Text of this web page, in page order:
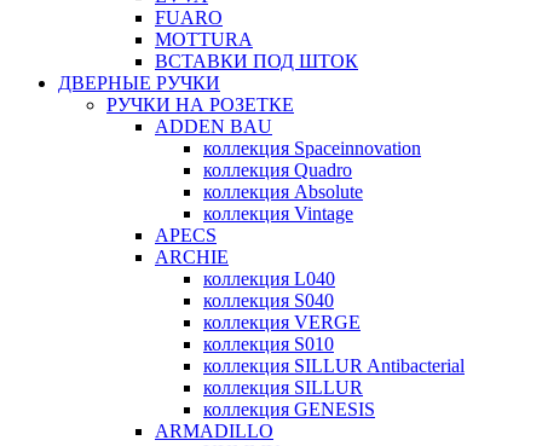
FUARO
MOTTURA
ВСТАВКИ ПОД ШТОК
ДВЕРНЫЕ РУЧКИ
РУЧКИ НА РОЗЕТКЕ
ADDEN BAU
коллекция Spaceinnovation
коллекция Quadro
коллекция Absolute
коллекция Vintage
APECS
ARCHIE
коллекция L040
коллекция S040
коллекция VERGE
коллекция S010
коллекция SILLUR Antibacterial
коллекция SILLUR
коллекция GENESIS
ARMADILLO